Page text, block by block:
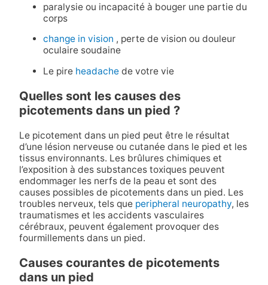
paralysie ou incapacité à bouger une partie du
corps
change in vision , perte de vision ou douleur
oculaire soudaine
Le pire headachede votre vie
Quelles sont les causes des
picotements dans un pied ?
Le picotement dans un pied peut être le résultat
d’une lésion nerveuse ou cutanée dans le pied et les
tissus environnants. Les brûlures chimiques et
l’exposition à des substances toxiques peuvent
endommager les nerfs de la peau et sont des
causes possibles de picotements dans un pied. Les
troubles nerveux, tels que peripheral neuropathy, les
traumatismes et les accidents vasculaires
cérébraux, peuvent également provoquer des
fourmillements dans un pied.
Causes courantes de picotements
dans un pied